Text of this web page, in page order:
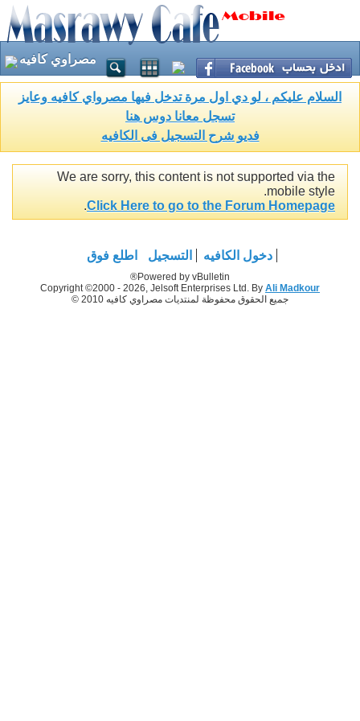
مصراوي كافيه
السلام عليكم ، لو دي اول مرة تدخل فيها مصرواي كافيه وعايز
تسجل معانا دوس هنا
فديو شرح التسجيل فى الكافيه
We are sorry, this content is not supported via the
mobile style.
Click Here to go to the Forum Homepage
.
دخول الكافيه التسجيل اطلع فوق
Powered by vBulletin®
Copyright ©2000 - 2026, Jelsoft Enterprises Ltd. By Ali Madkour
جميع الحقوق محفوظة لمنتديات مصراوي كافيه 2010 ©